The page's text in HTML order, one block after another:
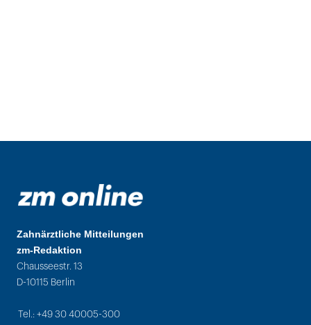
Zahnärztliche Mitteilungen
zm-Redaktion
Chausseestr. 13
D-10115 Berlin
Tel.: +49 30 40005-300